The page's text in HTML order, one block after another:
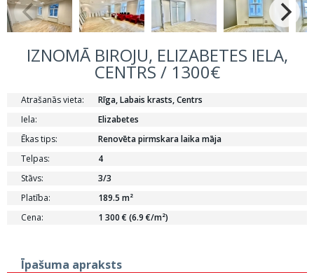
IZNOMĀ BIROJU, ELIZABETES IELA,
CENTRS / 1300€
Atrašanās vieta:
Rīga, Labais krasts, Centrs
Iela:
Elizabetes
Ēkas tips:
Renovēta pirmskara laika māja
Telpas:
4
Stāvs:
3/3
Platība:
189.5 m²
Cena:
1 300 € (6.9 €/m²)
Īpašuma apraksts